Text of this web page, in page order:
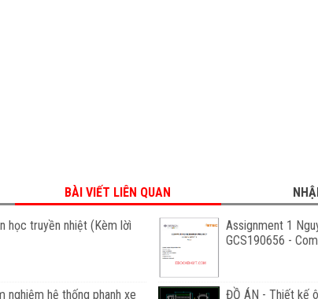
BÀI VIẾT LIÊN QUAN
học truyền nhiệt (Kèm lờì
Assignment 1
GCS190656 -
nghiệm hệ thống phanh xe ĐỒ ÁN - Thiết kế